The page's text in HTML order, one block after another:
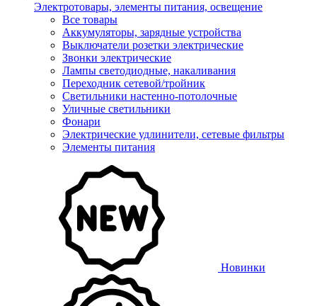
Электротовары, элементы питания, освещение
Все товары
Аккумуляторы, зарядные устройства
Выключатели розетки электрические
Звонки электрические
Лампы светодиодные, накаливания
Переходник сетевой/тройник
Светильники настенно-потолочные
Уличные светильники
Фонари
Электрические удлинители, сетевые фильтры
Элементы питания
Новинки